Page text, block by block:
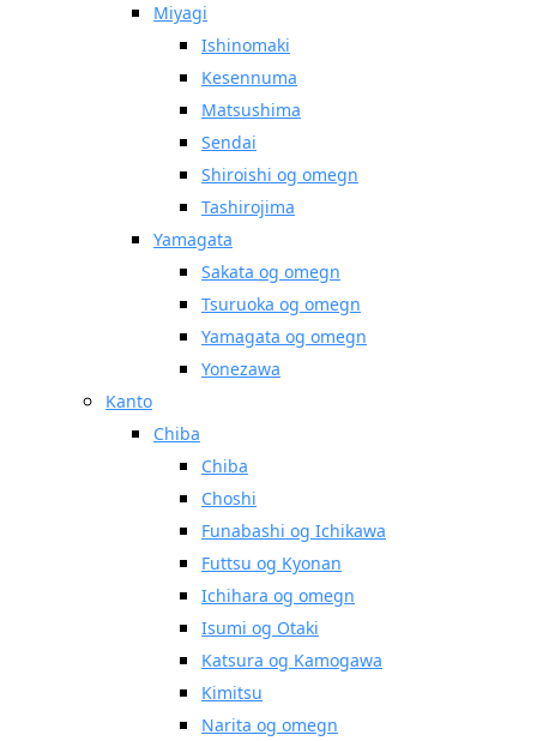
Miyagi
Ishinomaki
Kesennuma
Matsushima
Sendai
Shiroishi og omegn
Tashirojima
Yamagata
Sakata og omegn
Tsuruoka og omegn
Yamagata og omegn
Yonezawa
Kanto
Chiba
Chiba
Choshi
Funabashi og Ichikawa
Futtsu og Kyonan
Ichihara og omegn
Isumi og Otaki
Katsura og Kamogawa
Kimitsu
Narita og omegn